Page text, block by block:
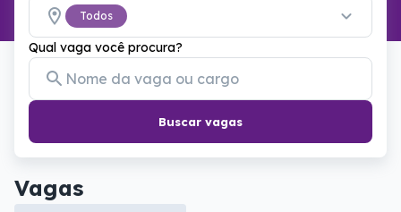
Todos
Qual vaga você procura?
Buscar vagas
Vagas